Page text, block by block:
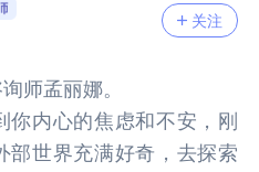
关注
师孟丽娜。
内心的焦虑和不安，刚
部世界充满好奇，去探索